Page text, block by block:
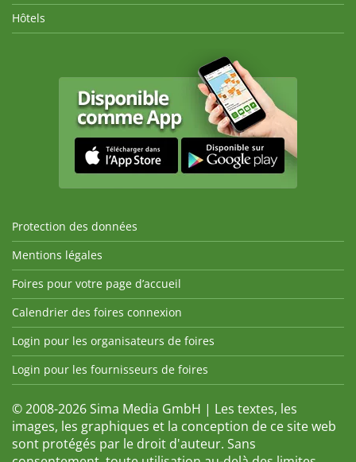
Hôtels
Protection des données
Mentions légales
Foires pour votre page d’accueil
Calendrier des foires connexion
Login pour les organisateurs de foires
Login pour les fournisseurs de foires
© 2008-2026 Sima Media GmbH | Les textes, les
images, les graphiques et la conception de ce site web
sont protégés par le droit d'auteur. Sans